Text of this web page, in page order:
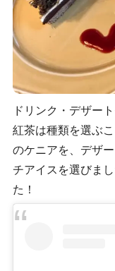
ドリンク・デザー
紅茶は種類を選ぶ
のケニアを、デザ
チアイスを選びま
た！